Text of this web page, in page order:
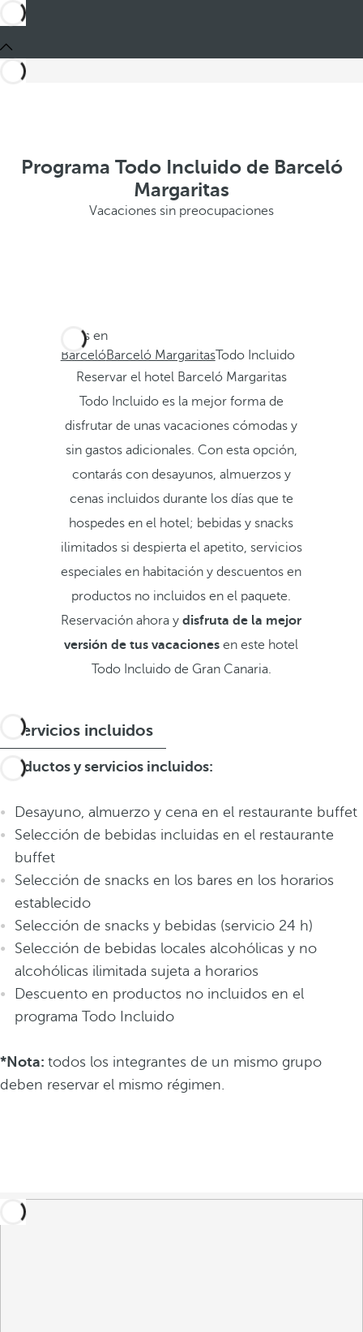
Programa Todo Incluido de Barceló
Margaritas
Vacaciones sin preocupaciones
Estás en
BarcelóBarceló MargaritasTodo Incluido
Reservar el hotel Barceló Margaritas
Todo Incluido es la mejor forma de
disfrutar de unas vacaciones cómodas y
sin gastos adicionales. Con esta opción,
contarás con desayunos, almuerzos y
cenas incluidos durante los días que te
hospedes en el hotel; bebidas y snacks
ilimitados si despierta el apetito, servicios
especiales en habitación y descuentos en
productos no incluidos en el paquete.
Reservación ahora ydisfruta de la mejor
versión de tus vacaciones en este hotel
Todo Incluido de Gran Canaria.
Servicios incluidos
Productos y servicios incluidos:
Desayuno, almuerzo y cena en el restaurante buffet
Selección de bebidas incluidas en el restaurante
buffet
Selección de snacks en los bares en los horarios
establecido
Selección de snacks y bebidas (servicio 24 h)
Selección de bebidas locales alcohólicas y no
alcohólicas ilimitada sujeta a horarios
Descuento en productos no incluidos en el
programa Todo Incluido
*Nota: todos los integrantes de un mismo grupo
deben reservar el mismo régimen.